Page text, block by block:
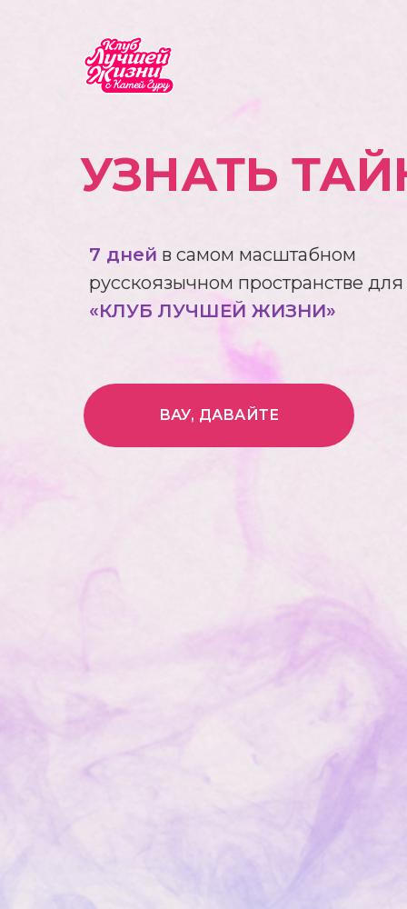
УЗНАТЬ
7 дней в самом масштабном
русскоязычном пространстве
«КЛУБ ЛУЧШЕЙ ЖИЗНИ»
ВАУ, ДАВАЙТЕ